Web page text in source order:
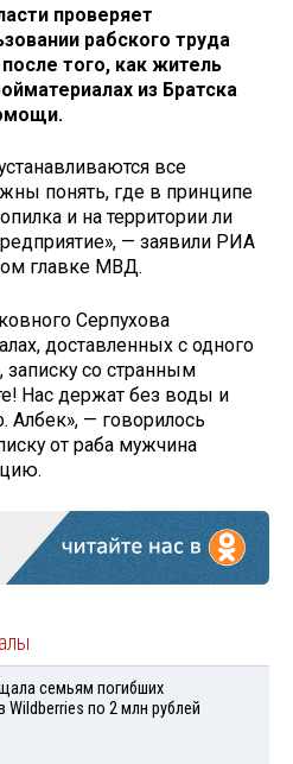
проверяет
рабского труда
того, как житель
из Братска
все
понять, где в принципе
и на территории ли
— заявили РИА
главке МВД.
Серпухова
доставленных с одного
записку со странным
Нас держат без воды и
Албек», — говорилось
от раба мужчина
семьям погибших
Wildberries по 2 млн рублей